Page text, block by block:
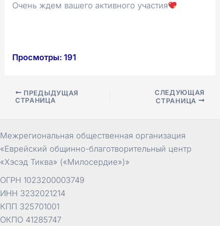
Очень ждем вашего активного участия
Просмотры: 191
Навигация
ПРЕДЫДУЩАЯ
СТРАНИЦА
СЛЕДУЮЩАЯ
СТРАНИЦА
Межрегиональная общественная организация
«Еврейский общинно-благотворительный центр
«Хэсэд Тиква» («Милосердие»)»
ОГРН 1023200003749
ИНН 3232021214
КПП 325701001
ОКПО 41285747